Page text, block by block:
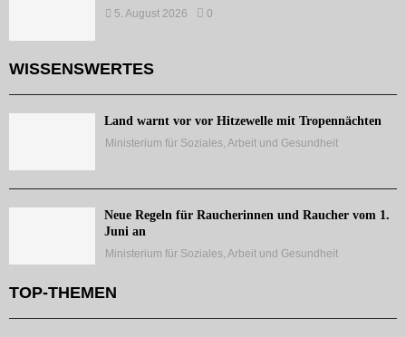
5. August 2026 0
WISSENSWERTES
Land warnt vor vor Hitzewelle mit Tropennächten
Ministerium für Soziales, Arbeit und Gesundheit
Neue Regeln für Raucherinnen und Raucher vom 1.
Juni an
Ministerium für Soziales, Arbeit und Gesundheit
TOP-THEMEN